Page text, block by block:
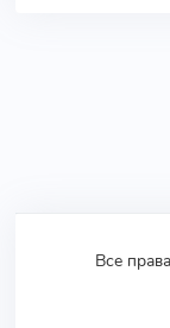
Все